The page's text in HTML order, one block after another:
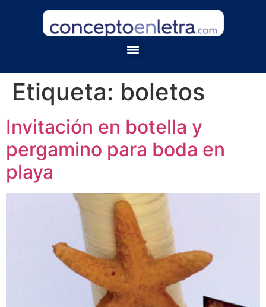
Etiqueta: boletos
Invitación en botella y
pergamino para boda en
playa